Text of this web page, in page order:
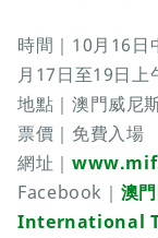
時間｜10月16日
月17日至19日上
地點｜澳門威尼
票價｜免費入場
網址｜
Facebook｜ 澳
International